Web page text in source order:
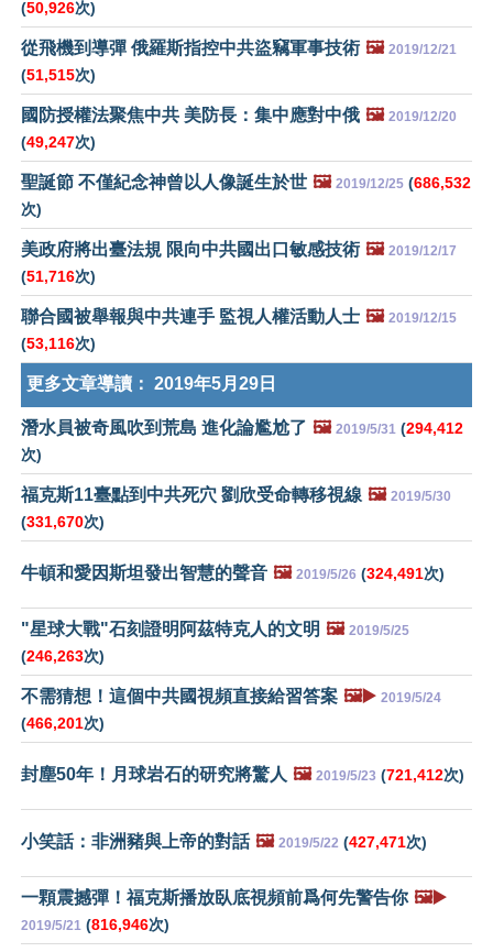
(50,926次)
從飛機到導彈 俄羅斯指控中共盜竊軍事技術 🖼️ 2019/12/21
(51,515次)
國防授權法聚焦中共 美防長：集中應對中俄 🖼️ 2019/12/20
(49,247次)
聖誕節 不僅紀念神曾以人像誕生於世 🖼️ 2019/12/25 (686,532
次)
美政府將出臺法規 限向中共國出口敏感技術 🖼️ 2019/12/17
(51,716次)
聯合國被舉報與中共連手 監視人權活動人士 🖼️ 2019/12/15
(53,116次)
更多文章導讀： 2019年5月29日
潛水員被奇風吹到荒島 進化論尷尬了 🖼️ 2019/5/31 (294,412
次)
福克斯11臺點到中共死穴 劉欣受命轉移視線 🖼️ 2019/5/30
(331,670次)
牛頓和愛因斯坦發出智慧的聲音 🖼️ 2019/5/26 (324,491次)
"星球大戰"石刻證明阿茲特克人的文明 🖼️ 2019/5/25
(246,263次)
不需猜想！這個中共國視頻直接給習答案 🖼️▶️ 2019/5/24
(466,201次)
封塵50年！月球岩石的研究將驚人 🖼️ 2019/5/23 (721,412次)
小笑話：非洲豬與上帝的對話 🖼️ 2019/5/22 (427,471次)
一顆震撼彈！福克斯播放臥底視頻前爲何先警告你 🖼️▶️
2019/5/21 (816,946次)